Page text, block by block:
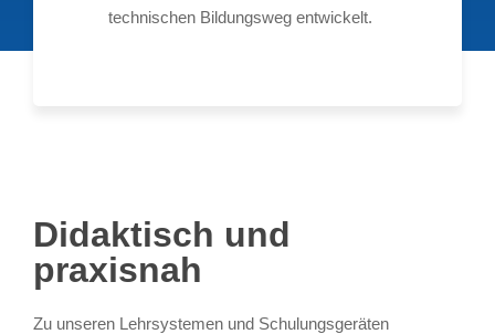
technischen Bildungsweg entwickelt.
Didaktisch und
praxisnah
Zu unseren Lehrsystemen und Schulungsgeräten